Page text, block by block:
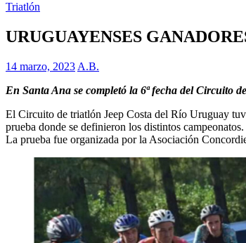
Triatlón
URUGUAYENSES
14 marzo, 2023 A.B.
En Santa Ana se completó la 6ª fecha del Circuito
El Circuito de triatlón Jeep Costa del Río Uruguay
prueba donde se definieron los distintos campeonatos.
La prueba fue organizada por la Asociación